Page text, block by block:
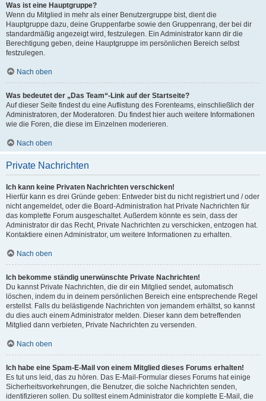
Was ist eine Hauptgruppe?
Wenn du Mitglied in mehr als einer Benutzergruppe bist, dient die
Hauptgruppe dazu, deine Gruppenfarbe sowie den Gruppenrang, der bei dir
standardmäßig angezeigt wird, festzulegen. Ein Administrator kann dir die
Berechtigung geben, deine Hauptgruppe im persönlichen Bereich selbst
festzulegen.
Nach oben
Was bedeutet der „Das Team“-Link auf der Startseite?
Auf dieser Seite findest du eine Auflistung des Forenteams, einschließlich der
Administratoren, der Moderatoren. Du findest hier auch weitere Informationen
wie die Foren, die diese im Einzelnen moderieren.
Nach oben
Private Nachrichten
Ich kann keine Privaten Nachrichten verschicken!
Hierfür kann es drei Gründe geben: Entweder bist du nicht registriert und / oder
nicht angemeldet, oder die Board-Administration hat Private Nachrichten für
das komplette Forum ausgeschaltet. Außerdem könnte es sein, dass der
Administrator dir das Recht, Private Nachrichten zu verschicken, entzogen hat.
Kontaktiere einen Administrator, um weitere Informationen zu erhalten.
Nach oben
Ich bekomme ständig unerwünschte Private Nachrichten!
Du kannst Private Nachrichten, die dir ein Mitglied sendet, automatisch
löschen, indem du in deinem persönlichen Bereich eine entsprechende Regel
erstellst. Falls du belästigende Nachrichten von jemandem erhältst, so kannst
du dies auch einem Administrator melden. Dieser kann dem betreffenden
Mitglied dann verbieten, Private Nachrichten zu versenden.
Nach oben
Ich habe eine Spam-E-Mail von einem Mitglied dieses Forums erhalten!
Es tut uns leid, das zu hören. Das E-Mail-Formular dieses Forums hat einige
Sicherheitsvorkehrungen, die Benutzer, die solche Nachrichten senden,
identifizieren sollen. Du solltest einem Administrator die komplette E-Mail, die